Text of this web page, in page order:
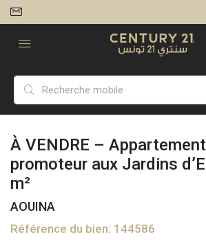
À VENDRE –
promoteur aux Jardins
m²
AOUINA
Référence du bien: 144586